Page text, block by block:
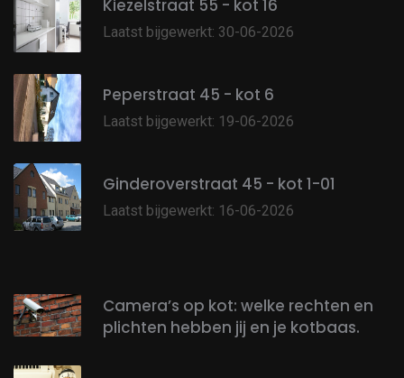
Kiezelstraat 55 - kot 16
Laatst bijgewerkt: 30-06-2026
Peperstraat 45 - kot 6
Laatst bijgewerkt: 19-06-2026
Ginderoverstraat 45 - kot 1-01
Laatst bijgewerkt: 16-06-2026
Camera’s op kot: welke rechten en
plichten hebben jij en je kotbaas.